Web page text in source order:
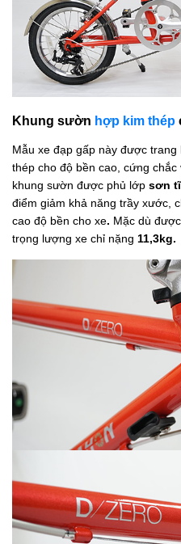
Khung sườn hợp kim thép
Mẫu xe đạp gấp này được trang
thép cho độ bền cao, cứng chắc
khung sườn được phủ lớp sơn
điểm giảm khả năng trầy xước,
cao độ bền cho xe. Mặc dù
trọng lượng xe chỉ nặng 11,3kg.